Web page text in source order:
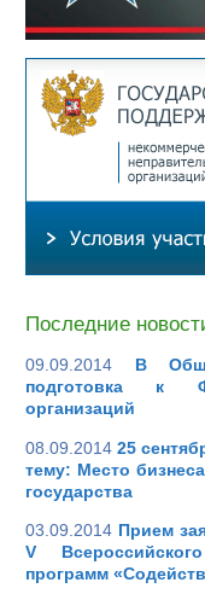
Последние
09.09.2014
В
подготовка к
организаций
08.09.2014 25
тему: Место
государства
03.09.2014 Прием
V
программ